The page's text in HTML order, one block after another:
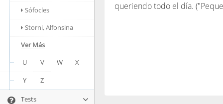
Sófocles
Storni, Alfonsina
Ver Más
U
V W
X
Y
Z
Tests
queriendo todo el día.